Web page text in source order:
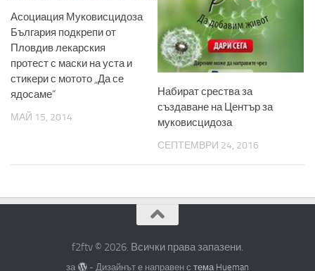
Асоциация Муковисцидоза
България подкрепи от
Пловдив лекарския
протест с маски на уста и
стикери с мотото „Да се
ядосаме“
МАЙ 15, 2014
Набират срества за
създаване на Център за
муковисцидоза
СЕПТЕМВРИ 24, 2016
f2ftv © 2026. Всички права запазени.
за - Дизайнът е направен с тема Hueman